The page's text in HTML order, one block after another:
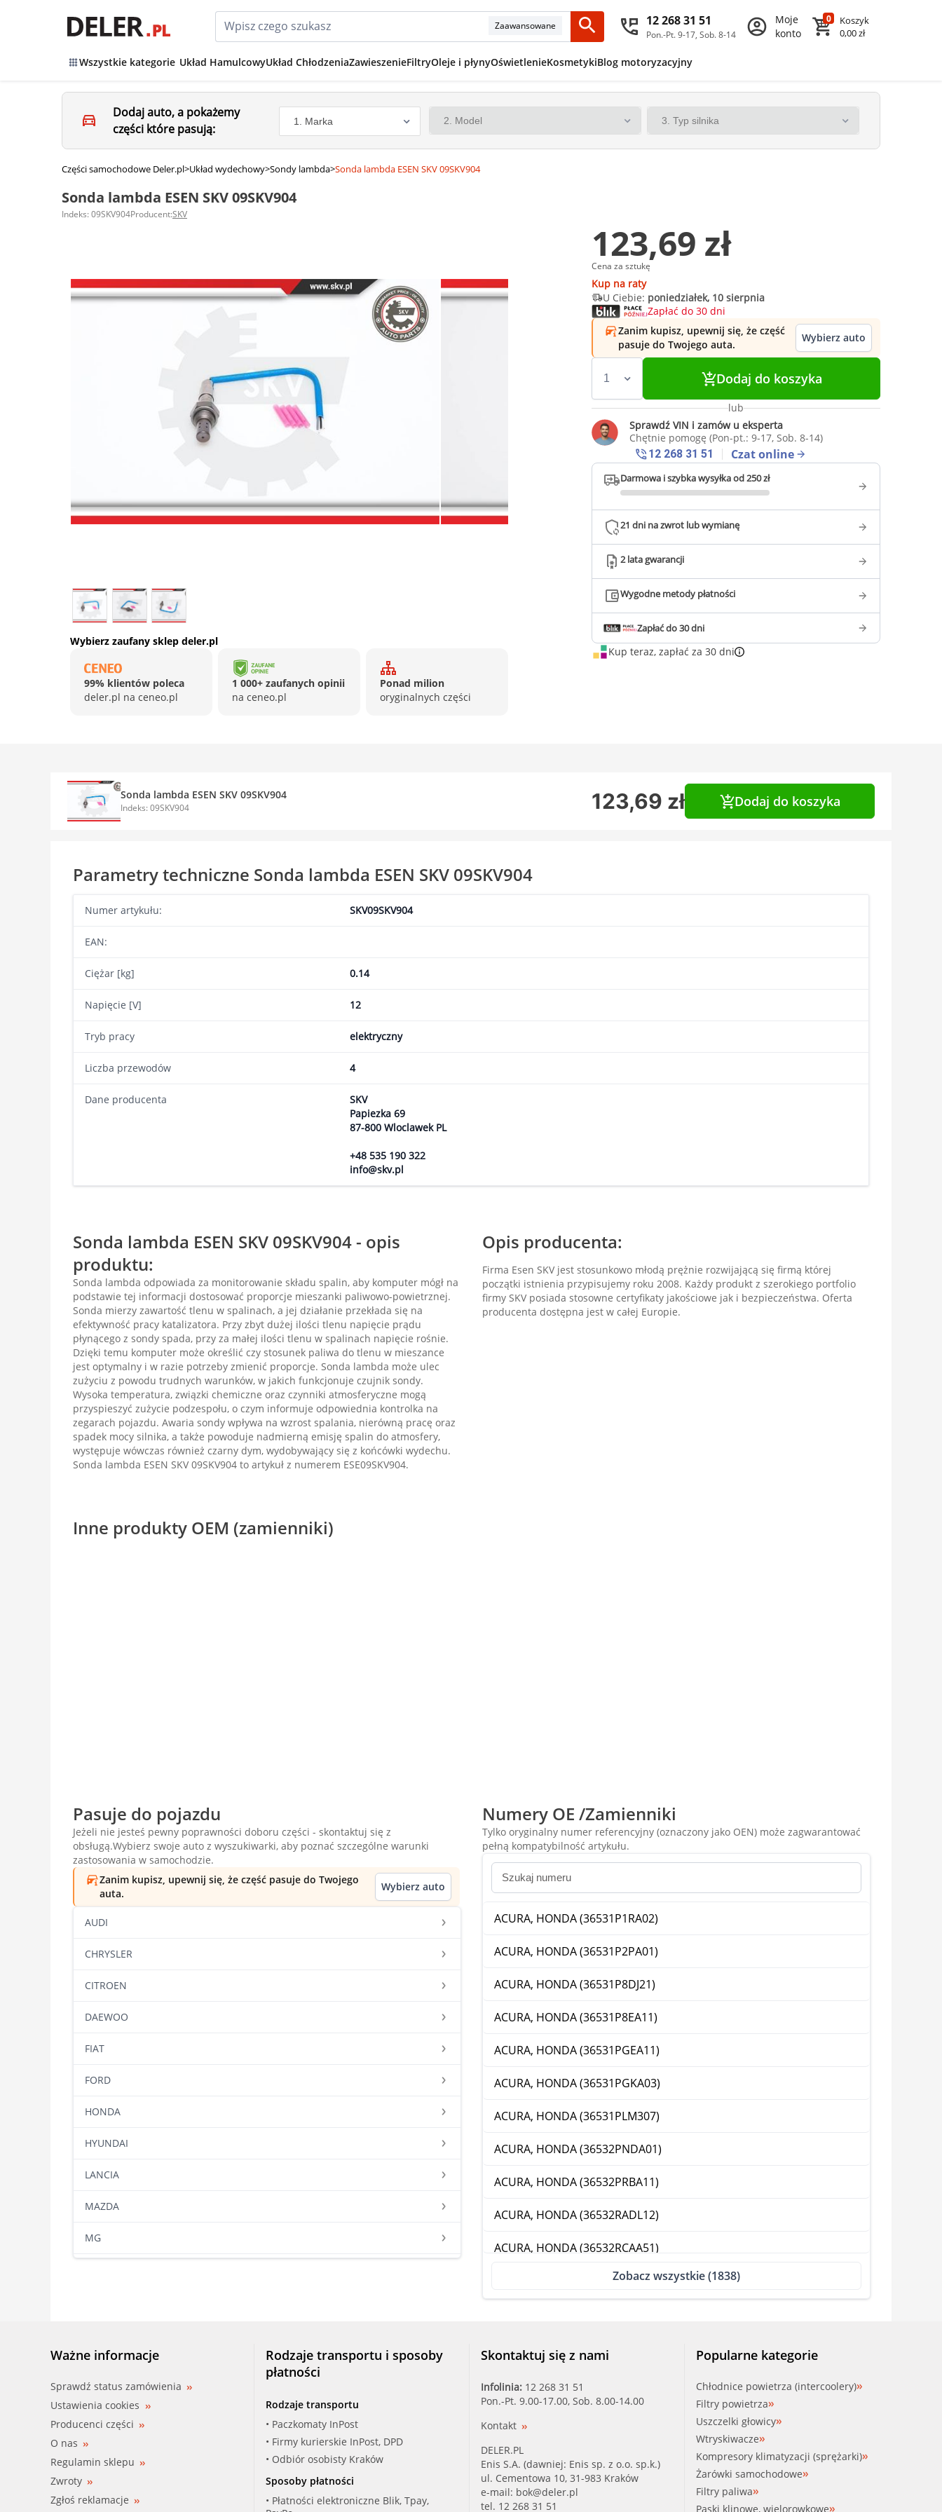
Zaawansowane 12 268 31 51
Pon.-Pt. 9-17, Sob. 8-14
Moje
konto
0
Koszyk
0,00 zł
Wszystkie kategorie Układ HamulcowyUkład ChłodzeniaZawieszenieFiltryOleje i płynyOświetlenieKosmetykiBlog motoryzacyjny
Dodaj auto, a pokażemy
części które pasują:
Części samochodowe Deler.pl>Układ wydechowy>Sondy lambda>Sonda lambda ESEN SKV 09SKV904
Sonda lambda ESEN SKV 09SKV904
Indeks: 09SKV904Producent:SKV
123,69 zł
Cena za sztukę
Kup na raty
U Ciebie: poniedziałek, 10 sierpnia
Zapłać do 30 dni
Zanim kupisz, upewnij się, że część
pasuje do Twojego auta.
Wybierz auto
Dodaj do koszyka
lub
Sprawdź VIN i zamów u eksperta
Chętnie pomogę (Pon-pt.: 9-17, Sob. 8-14)
12 268 31 51
Czat online
Darmowa i szybka wysyłka od 250 zł
21 dni na zwrot lub wymianę
2 lata gwarancji
Wygodne metody płatności
Zapłać do 30 dni
Kup teraz, zapłać za 30 dni
Wybierz zaufany sklep deler.pl
99% klientów poleca
deler.pl na ceneo.pl
1 000+ zaufanych opinii
na ceneo.pl
Ponad milion
oryginalnych części
Sonda lambda ESEN SKV 09SKV904
Indeks: 09SKV904 123,69 zł Dodaj do koszyka
Parametry techniczne Sonda lambda ESEN SKV 09SKV904
Numer artykułu: SKV09SKV904
EAN:
Ciężar [kg] 0.14
Napięcie [V] 12
Tryb pracy elektryczny
Liczba przewodów 4
Dane producenta
SKV
Papiezka 69
87-800 Wloclawek PL
+48 535 190 322
info@skv.pl
Sonda lambda ESEN SKV 09SKV904 - opis
produktu:
Sonda lambda odpowiada za monitorowanie składu spalin, aby komputer mógł na
podstawie tej informacji dostosować proporcje mieszanki paliwowo-powietrznej.
Sonda mierzy zawartość tlenu w spalinach, a jej działanie przekłada się na
efektywność pracy katalizatora. Przy zbyt dużej ilości tlenu napięcie prądu
płynącego z sondy spada, przy za małej ilości tlenu w spalinach napięcie rośnie.
Dzięki temu komputer może określić czy stosunek paliwa do tlenu w mieszance
jest optymalny i w razie potrzeby zmienić proporcje. Sonda lambda może ulec
zużyciu z powodu trudnych warunków, w jakich funkcjonuje czujnik sondy.
Wysoka temperatura, związki chemiczne oraz czynniki atmosferyczne mogą
przyspieszyć zużycie podzespołu, o czym informuje odpowiednia kontrolka na
zegarach pojazdu. Awaria sondy wpływa na wzrost spalania, nierówną pracę oraz
spadek mocy silnika, a także powoduje nadmierną emisję spalin do atmosfery,
występuje wówczas również czarny dym, wydobywający się z końcówki wydechu.
Sonda lambda ESEN SKV 09SKV904 to artykuł z numerem ESE09SKV904.
Opis producenta:
Firma Esen SKV jest stosunkowo młodą prężnie rozwijającą się firmą której
początki istnienia przypisujemy roku 2008. Każdy produkt z szerokiego portfolio
firmy SKV posiada stosowne certyfikaty jakościowe jak i bezpieczeństwa. Oferta
producenta dostępna jest w całej Europie.
Inne produkty OEM (zamienniki)
Pasuje do pojazdu
Jeżeli nie jesteś pewny poprawności doboru części - skontaktuj się z
obsługą.Wybierz swoje auto z wyszukiwarki, aby poznać szczególne warunki
zastosowania w samochodzie.
Zanim kupisz, upewnij się, że część pasuje do Twojego
auta.
Wybierz auto
AUDI
CHRYSLER
CITROEN
DAEWOO
FIAT
FORD
HONDA
HYUNDAI
LANCIA
MAZDA
MG
PEUGEOT
SAAB
SEAT
Numery OE /Zamienniki
Tylko oryginalny numer referencyjny (oznaczony jako OEN) może zagwarantować
pełną kompatybilność artykułu.
ACURA, HONDA (36531P1RA02)
ACURA, HONDA (36531P2PA01)
ACURA, HONDA (36531P8DJ21)
ACURA, HONDA (36531P8EA11)
ACURA, HONDA (36531PGEA11)
ACURA, HONDA (36531PGKA03)
ACURA, HONDA (36531PLM307)
ACURA, HONDA (36532PNDA01)
ACURA, HONDA (36532PRBA11)
ACURA, HONDA (36532RADL12)
ACURA, HONDA (36532RCAA51)
ACURA, HONDA (36532RDJA01)
ACURA, HONDA (36532RJA004)
ACURA, HONDA (36532RKB004)
ACURA, HONDA (36542RJA004)
ACURA, HONDA (36542RKB004)
Zobacz wszystkie (1838)
Ważne informacje
Sprawdź status zamówienia
Ustawienia cookies
Producenci części
O nas
Regulamin sklepu
Zwroty
Zgłoś reklamacje
Rodzaje transportu i sposoby
płatności
Rodzaje transportu
• Paczkomaty InPost
• Firmy kurierskie InPost, DPD
• Odbiór osobisty Kraków
Sposoby płatności
• Płatności elektroniczne Blik, Tpay,
Skontaktuj się z nami
Infolinia: 12 268 31 51
Pon.-Pt. 9.00-17.00, Sob. 8.00-14.00
Kontakt
DELER.PL
Enis S.A. (dawniej: Enis sp. z o.o. sp.k.)
ul. Cementowa 10, 31-983 Kraków
e-mail: bok@deler.pl
tel. 12 268 31 51
Popularne kategorie
Chłodnice powietrza (intercoolery)
Filtry powietrza
Uszczelki głowicy
Wtryskiwacze
Kompresory klimatyzacji (sprężarki)
Żarówki samochodowe
Filtry paliwa
Paski klinowe, wielorowkowe